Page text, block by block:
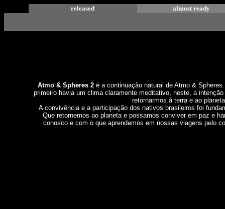
released almost ready
Atmo & Spheres 2 é a continuação natural de Atmo &
primeiro havia um clima claramente meditativo, neste, a intenção
retornarmos à terra e ao
A convivência e a participação dos nativos brasileiros foi
Que retornemos ao planeta e possamos conviver em paz e
conosco e com o que aprendemos em nossas viagens pelo